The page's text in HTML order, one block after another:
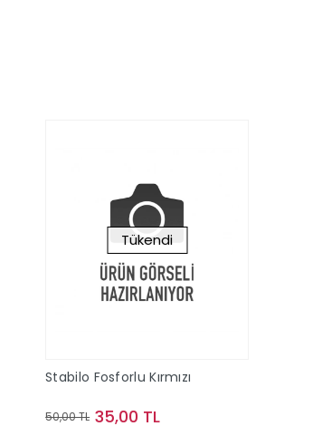
Tükendi
Stabilo Fosforlu Kırmızı
50,00 TL 35,00 TL